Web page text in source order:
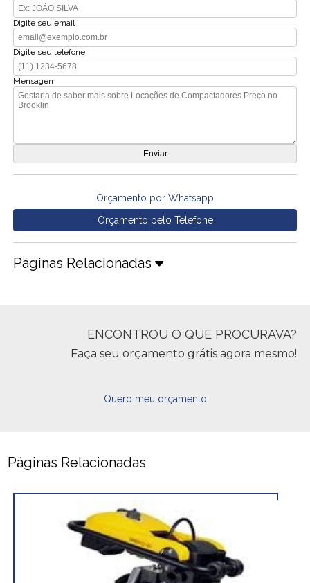
Digite seu email
Digite seu telefone
Mensagem
Orçamento por Whatsapp
Orçamento pelo Telefone
Páginas Relacionadas
ENCONTROU O QUE PROCURAVA?
Faça seu orçamento grátis agora mesmo!
Quero meu orçamento
Páginas Relacionadas